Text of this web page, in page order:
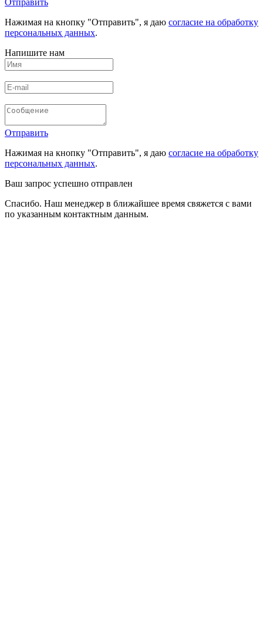
Отправить
Нажимая на кнопку "Отправить", я даю согласие на обработку
персональных данных.
Напишите нам
Отправить
Нажимая на кнопку "Отправить", я даю согласие на обработку
персональных данных.
Ваш запрос успешно отправлен
Спасибо. Наш менеджер в ближайшее время свяжется с вами
по указанным контактным данным.